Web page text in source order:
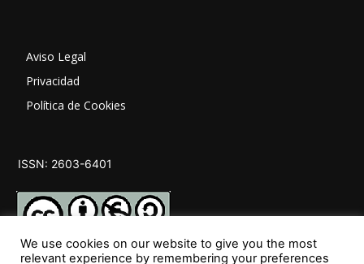
Aviso Legal
Privacidad
Política de Cookies
ISSN: 2603-6401
We use cookies on our website to give you the most
relevant experience by remembering your preferences